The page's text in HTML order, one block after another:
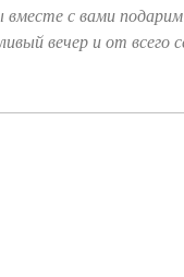
с вами
вечер и от всего